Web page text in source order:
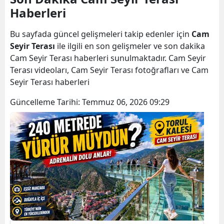
Bingöl
Bitlis
Bolu
Bursa
Çanakkale
Çankırı
Çorum
Denizli
Diyarbakır
Haberleri
Bu sayfada güncel gelişmeleri takip edenler için Cam
Seyir Terası ile ilgili en son gelişmeler ve son dakika
Cam Seyir Terası haberleri sunulmaktadır. Cam Seyir
Terası videoları, Cam Seyir Terası fotoğrafları ve Cam
Seyir Terası haberleri
Güncelleme Tarihi: Temmuz 06, 2026 09:29